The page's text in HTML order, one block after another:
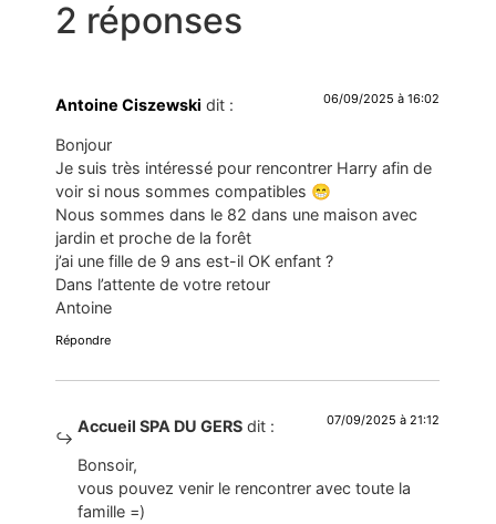
2 réponses
Antoine Ciszewski dit : 06/09/2025 à 16:02
Bonjour
Je suis très intéressé pour rencontrer Harry afin de
voir si nous sommes compatibles 😁
Nous sommes dans le 82 dans une maison avec
jardin et proche de la forêt
j’ai une fille de 9 ans est-il OK enfant ?
Dans l’attente de votre retour
Antoine
Répondre
Accueil SPA DU GERS dit : 07/09/2025 à 21:12
Bonsoir,
vous pouvez venir le rencontrer avec toute la
famille =)